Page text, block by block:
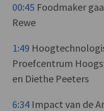
00:45 Foodmaker
Rewe
1:49
Proefcentrum
en Diethe Peeters
6:34 Impact van de